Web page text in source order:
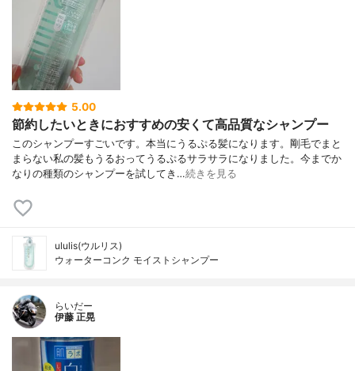
5.00
節約したいときにおすすめの安くて高品質なシャンプー
このシャンプーすごいです。本当にうるぷる髪になります。剛毛でまと
まらない私の髪もうるおってうるぷるサラサラになりました。今までか
なりの種類のシャンプーを試してき…続きを見る
ululis(ウルリス)
ウォーターコンク モイストシャンプー
らいだー
伊藤 正晃